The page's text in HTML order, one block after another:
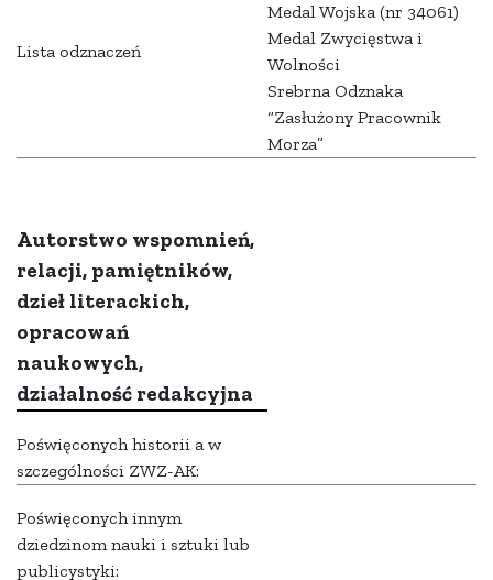
Lista odznaczeń
Medal Wojska (nr 34061)
Medal Zwycięstwa i
Wolności
Srebrna Odznaka
“Zasłużony Pracownik
Morza”
Autorstwo wspomnień,
relacji, pamiętników,
dzieł literackich,
opracowań
naukowych,
działalność redakcyjna
Poświęconych historii a w
szczególności ZWZ-AK:
Poświęconych innym
dziedzinom nauki i sztuki lub
publicystyki: